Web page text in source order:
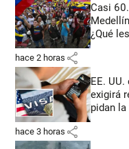
Casi
¿Qué
hace 2 horas share
EE.
exigirá
pidan
hace 3 horas share